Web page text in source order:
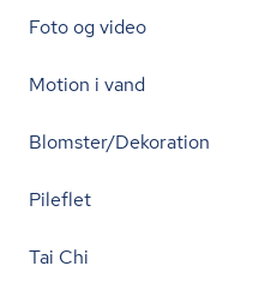
Foto og video
Motion i vand
Blomster/Dekoration
Pileflet
Tai Chi